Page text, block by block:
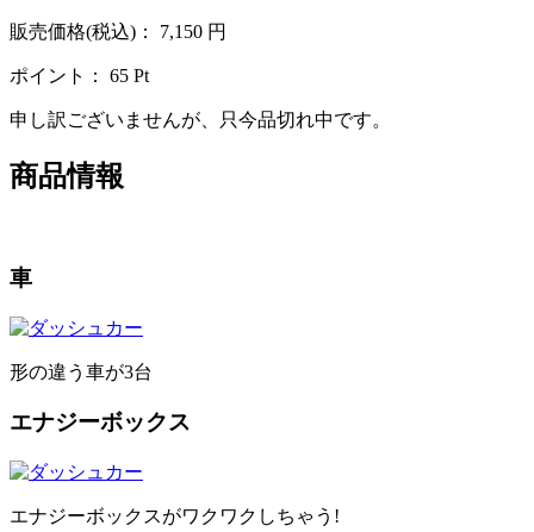
販売価格(税込)： 7,150 円
ポイント： 65 Pt
申し訳ございませんが、只今品切れ中です。
商品情報
車
形の違う車が3台
エナジーボックス
エナジーボックスがワクワクしちゃう!